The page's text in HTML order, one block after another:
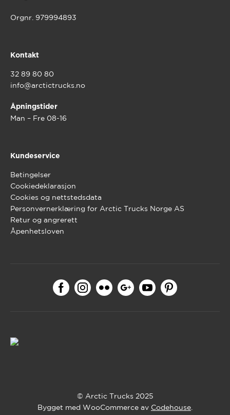
Orgnr. 979994893
Kontakt
32 89 80 80
info@arctictrucks.no
Åpningstider
Man – Fre 08-16
Kundeservice
Betingelser
Cookiedeklarasjon
Cookies og nettstedsdata
Personvernerklæring for Arctic Trucks Norge AS
Retur og angrerett
Åpenhetsloven
© Arctic Trucks 2025
Bygget med WooCommerce av Codehouse